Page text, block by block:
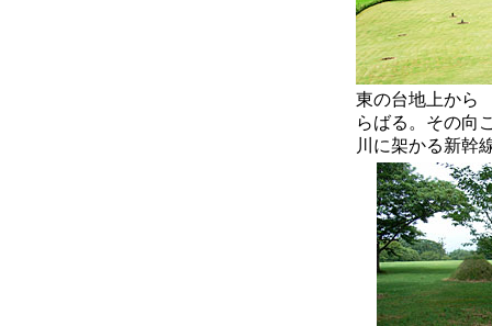
東の台地上から
らばる。その向
川に架かる新幹